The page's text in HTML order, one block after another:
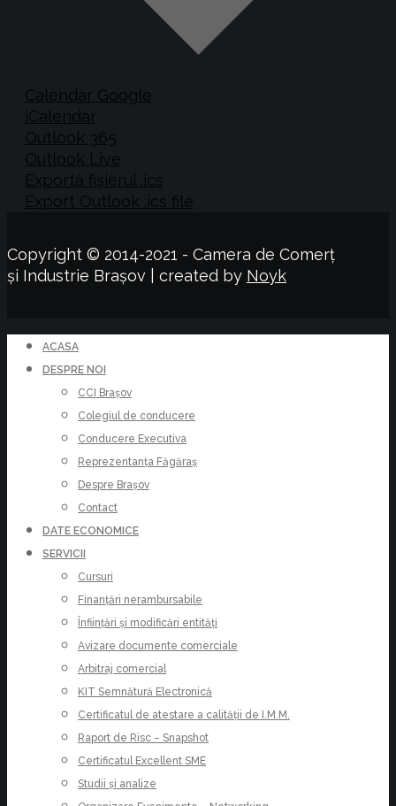
Calendar Google
iCalendar
Outlook 365
Outlook Live
Exportă fișierul .ics
Export Outlook .ics file
Copyright © 2014-2021 - Camera de Comerț
și Industrie Brașov | created by Noyk
ACASA
DESPRE NOI
CCI Brașov
Colegiul de conducere
Conducere Executiva
Reprezentanța Făgăraș
Despre Brașov
Contact
DATE ECONOMICE
SERVICII
Cursuri
Finanțări nerambursabile
Înființări și modificări entități
Avizare documente comerciale
Arbitraj comercial
KIT Semnătură Electronică
Certificatul de atestare a calității de I.M.M.
Raport de Risc – Snapshot
Certificatul Excellent SME
Studii și analize